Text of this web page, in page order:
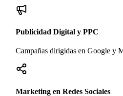
Publicidad Digital y PPC
Campañas dirigidas en Google y
Marketing en Redes Sociales